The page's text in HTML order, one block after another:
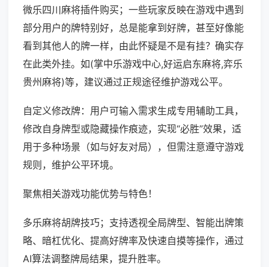
微乐四川麻将插件购买；一些玩家反映在游戏中遇到
部分用户的牌特别好，总是能拿到好牌，甚至好像能
看到其他人的牌一样，由此怀疑是不是有挂？确实存
在此类外挂。如(掌中乐游戏中心,好运启东麻将,弈乐
贵州麻将)等，建议通过正规途径维护游戏公平。
自定义修改牌：用户可输入需求生成专用辅助工具，
修改自身牌型或隐藏操作痕迹，实现“必胜”效果，适
用于多种场景（如与好友对局），但需注意遵守游戏
规则，维护公平环境。
聚焦相关游戏功能优势与特色！
多乐麻将胡牌技巧；支持透视全局牌型、智能出牌策
略、暗杠优化、提高好牌率及快速自摸等操作，通过
AI算法调整牌局结果，提升胜率。